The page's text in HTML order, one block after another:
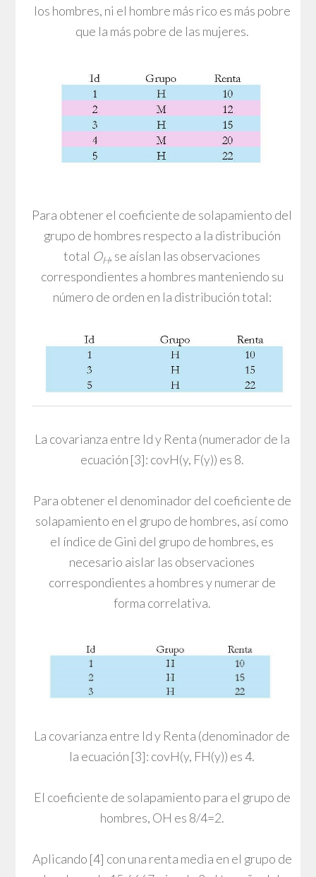
los hombres, ni el hombre más rico es más pobre
que la más pobre de las mujeres.
Para obtener el coeficiente de solapamiento del
grupo de hombres respecto a la distribución
total OH, se aíslan las observaciones
correspondientes a hombres manteniendo su
número de orden en la distribución total:
La covarianza entre Id y Renta (numerador de la
ecuación [3]: covH(y, F(y)) es 8.
Para obtener el denominador del coeficiente de
solapamiento en el grupo de hombres, así como
el índice de Gini del grupo de hombres, es
necesario aislar las observaciones
correspondientes a hombres y numerar de
forma correlativa.
La covarianza entre Id y Renta (denominador de
la ecuación [3]: covH(y, FH(y)) es 4.
El coeficiente de solapamiento para el grupo de
hombres, OH es 8/4=2.
Aplicando [4] con una renta media en el grupo de